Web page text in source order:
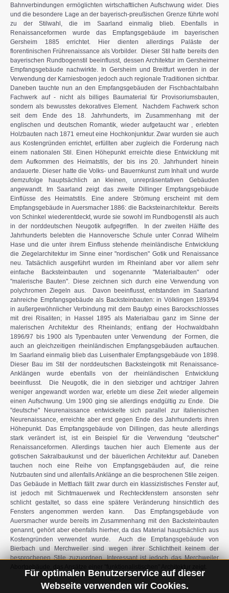
Zurück
Für optimalen Benutzerservice auf dieser
Webseite verwenden wir Cookies.